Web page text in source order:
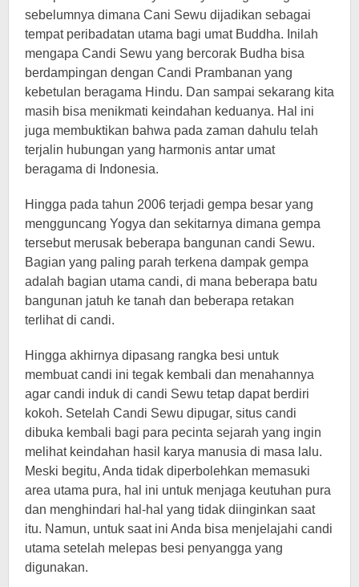
sebelumnya dimana Cani Sewu dijadikan sebagai
tempat peribadatan utama bagi umat Buddha. Inilah
mengapa Candi Sewu yang bercorak Budha bisa
berdampingan dengan Candi Prambanan yang
kebetulan beragama Hindu. Dan sampai sekarang kita
masih bisa menikmati keindahan keduanya. Hal ini
juga membuktikan bahwa pada zaman dahulu telah
terjalin hubungan yang harmonis antar umat
beragama di Indonesia.
Hingga pada tahun 2006 terjadi gempa besar yang
mengguncang Yogya dan sekitarnya dimana gempa
tersebut merusak beberapa bangunan candi Sewu.
Bagian yang paling parah terkena dampak gempa
adalah bagian utama candi, di mana beberapa batu
bangunan jatuh ke tanah dan beberapa retakan
terlihat di candi.
Hingga akhirnya dipasang rangka besi untuk
membuat candi ini tegak kembali dan menahannya
agar candi induk di candi Sewu tetap dapat berdiri
kokoh. Setelah Candi Sewu dipugar, situs candi
dibuka kembali bagi para pecinta sejarah yang ingin
melihat keindahan hasil karya manusia di masa lalu.
Meski begitu, Anda tidak diperbolehkan memasuki
area utama pura, hal ini untuk menjaga keutuhan pura
dan menghindari hal-hal yang tidak diinginkan saat
itu. Namun, untuk saat ini Anda bisa menjelajahi candi
utama setelah melepas besi penyangga yang
digunakan.